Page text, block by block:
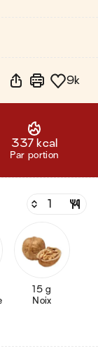
9k
337 kcal
Par portion
15 g
Noix